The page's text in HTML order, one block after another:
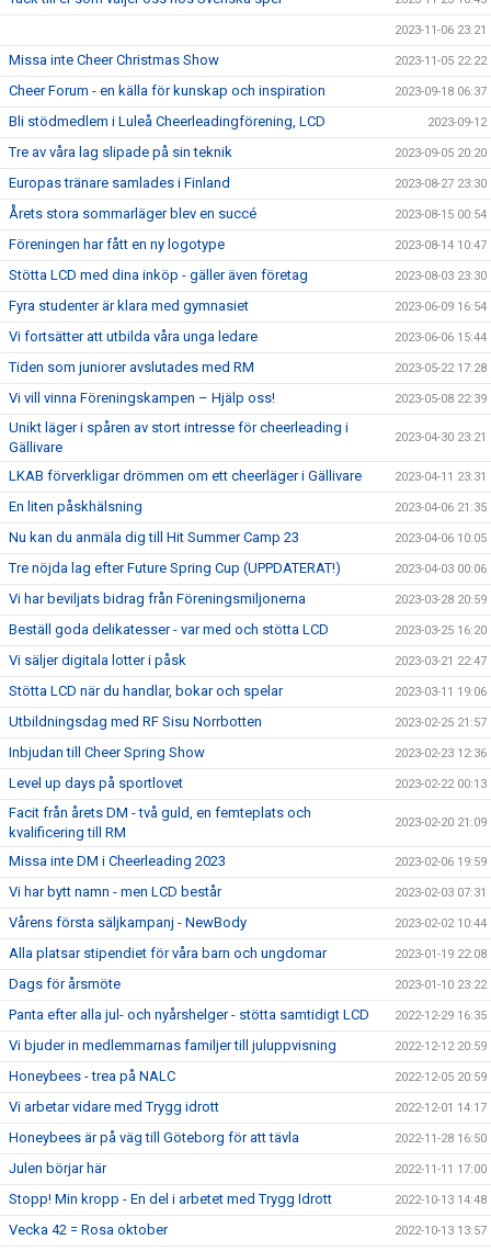
2023-11-06 23:21
Missa inte Cheer Christmas Show 2023-11-05 22:22
Cheer Forum - en källa för kunskap och inspiration 2023-09-18 06:37
Bli stödmedlem i Luleå Cheerleadingförening, LCD 2023-09-12
Tre av våra lag slipade på sin teknik 2023-09-05 20:20
Europas tränare samlades i Finland 2023-08-27 23:30
Årets stora sommarläger blev en succé 2023-08-15 00:54
Föreningen har fått en ny logotype 2023-08-14 10:47
Stötta LCD med dina inköp - gäller även företag 2023-08-03 23:30
Fyra studenter är klara med gymnasiet 2023-06-09 16:54
Vi fortsätter att utbilda våra unga ledare 2023-06-06 15:44
Tiden som juniorer avslutades med RM 2023-05-22 17:28
Vi vill vinna Föreningskampen – Hjälp oss! 2023-05-08 22:39
Unikt läger i spåren av stort intresse för cheerleading i
Gällivare
2023-04-30 23:21
LKAB förverkligar drömmen om ett cheerläger i Gällivare 2023-04-11 23:31
En liten påskhälsning 2023-04-06 21:35
Nu kan du anmäla dig till Hit Summer Camp 23 2023-04-06 10:05
Tre nöjda lag efter Future Spring Cup (UPPDATERAT!) 2023-04-03 00:06
Vi har beviljats bidrag från Föreningsmiljonerna 2023-03-28 20:59
Beställ goda delikatesser - var med och stötta LCD 2023-03-25 16:20
Vi säljer digitala lotter i påsk 2023-03-21 22:47
Stötta LCD när du handlar, bokar och spelar 2023-03-11 19:06
Utbildningsdag med RF Sisu Norrbotten 2023-02-25 21:57
Inbjudan till Cheer Spring Show 2023-02-23 12:36
Level up days på sportlovet 2023-02-22 00:13
Facit från årets DM - två guld, en femteplats och
kvalificering till RM
2023-02-20 21:09
Missa inte DM i Cheerleading 2023 2023-02-06 19:59
Vi har bytt namn - men LCD består 2023-02-03 07:31
Vårens första säljkampanj - NewBody 2023-02-02 10:44
Alla platsar stipendiet för våra barn och ungdomar 2023-01-19 22:08
Dags för årsmöte 2023-01-10 23:22
Panta efter alla jul- och nyårshelger - stötta samtidigt LCD 2022-12-29 16:35
Vi bjuder in medlemmarnas familjer till juluppvisning 2022-12-12 20:59
Honeybees - trea på NALC 2022-12-05 20:59
Vi arbetar vidare med Trygg idrott 2022-12-01 14:17
Honeybees är på väg till Göteborg för att tävla 2022-11-28 16:50
Julen börjar här 2022-11-11 17:00
Stopp! Min kropp - En del i arbetet med Trygg Idrott 2022-10-13 14:48
Vecka 42 = Rosa oktober 2022-10-13 13:57